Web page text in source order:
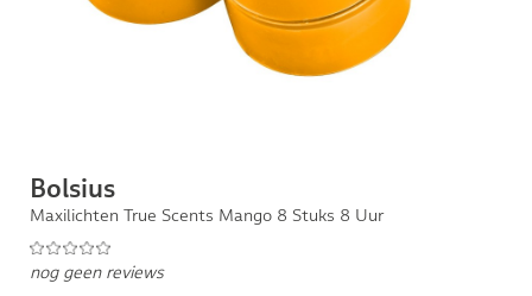
Bolsius
Maxilichten True Scents Mango 8 Stuks 8 Uur
nog geen reviews